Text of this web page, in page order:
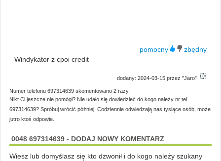
Windykator z cpoi credit
dodany: 2024-03-15 przez "Jaro"
Numer telefonu 697314639 skomentowano 2 razy.
Nikt Ci jeszcze nie pomógł? Nie udało się dowiedzieć do kogo należy nr tel.
697314639? Spróbuj wrócić później. Codziennie odwiedzają nas tysiące osób, może
jutro ktoś odpowie.
0048 697314639 - DODAJ NOWY KOMENTARZ
Wiesz lub domyślasz się kto dzwonił i do kogo należy szukany